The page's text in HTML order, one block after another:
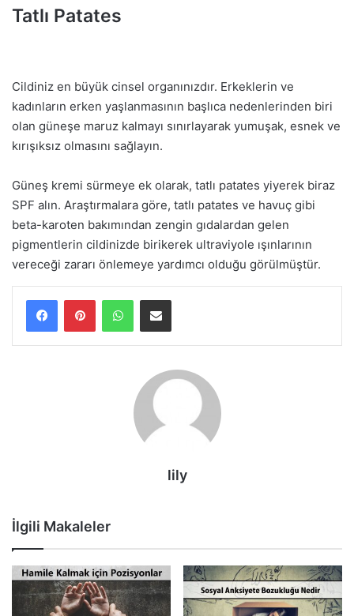
Tatlı Patates
Cildiniz en büyük cinsel organınızdır. Erkeklerin ve
kadınların erken yaşlanmasının başlıca nedenlerinden biri
olan güneşe maruz kalmayı sınırlayarak yumuşak, esnek ve
kırışıksız olmasını sağlayın.
Güneş kremi sürmeye ek olarak, tatlı patates yiyerek biraz
SPF alın. Araştırmalara göre, tatlı patates ve havuç gibi
beta-karoten bakımından zengin gıdalardan gelen
pigmentlerin cildinizde birikerek ultraviyole ışınlarının
vereceği zararı önlemeye yardımcı olduğu görülmüştür.
WhatsAppE-Posta ile paylaş
lily
İlgili Makaleler